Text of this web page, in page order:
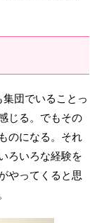
団でいることっ
じる。でもその
のになる。それ
ろいろな経験を
やってくると思